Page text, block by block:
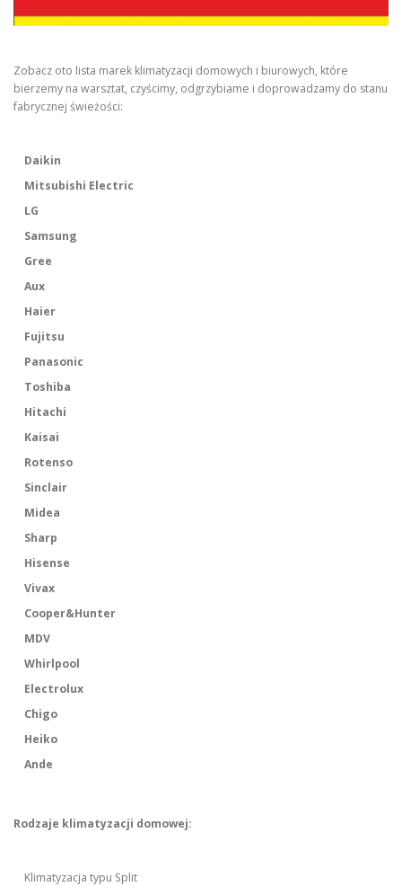
Zobacz oto lista marek klimatyzacji domowych i biurowych, które
bierzemy na warsztat, czyścimy, odgrzybiame i doprowadzamy do stanu
fabrycznej świeżości:
Daikin
Mitsubishi Electric
LG
Samsung
Gree
Aux
Haier
Fujitsu
Panasonic
Toshiba
Hitachi
Kaisai
Rotenso
Sinclair
Midea
Sharp
Hisense
Vivax
Cooper&Hunter
MDV
Whirlpool
Electrolux
Chigo
Heiko
Ande
Rodzaje klimatyzacji domowej:
Klimatyzacja typu Split